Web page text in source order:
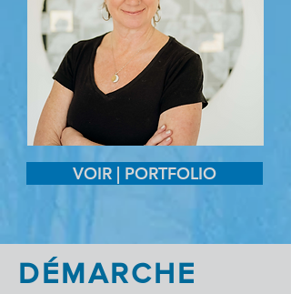
VOIR | PORTFOLIO
DÉMARCHE